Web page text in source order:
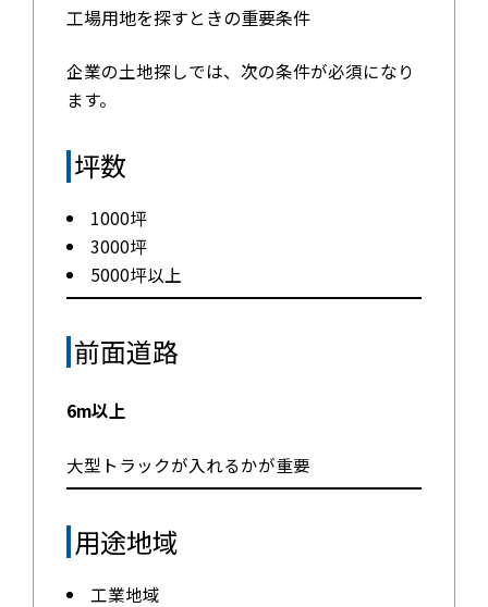
工場用地を探すときの重要条件
企業の土地探しでは、次の条件が必須になり
ます。
坪数
1000坪
3000坪
5000坪以上
前面道路
6m以上
大型トラックが入れるかが重要
用途地域
工業地域